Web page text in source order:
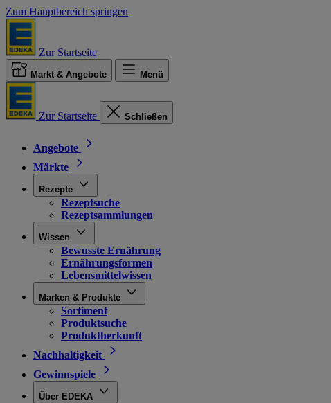
Zum Hauptbereich springen
Zur Startseite
Markt & Angebote Menü
Zur Startseite Schließen
Angebote
Märkte
Rezepte
Rezeptsuche
Rezeptsammlungen
Wissen
Bewusste Ernährung
Ernährungsformen
Lebensmittelwissen
Marken & Produkte
Sortiment
Produktsuche
Produktherkunft
Nachhaltigkeit
Gewinnspiele
Über EDEKA